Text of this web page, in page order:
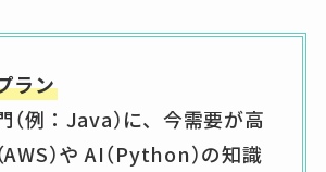
ラン
（例：Java）に、今需要が高
）や AI（Python）の知識